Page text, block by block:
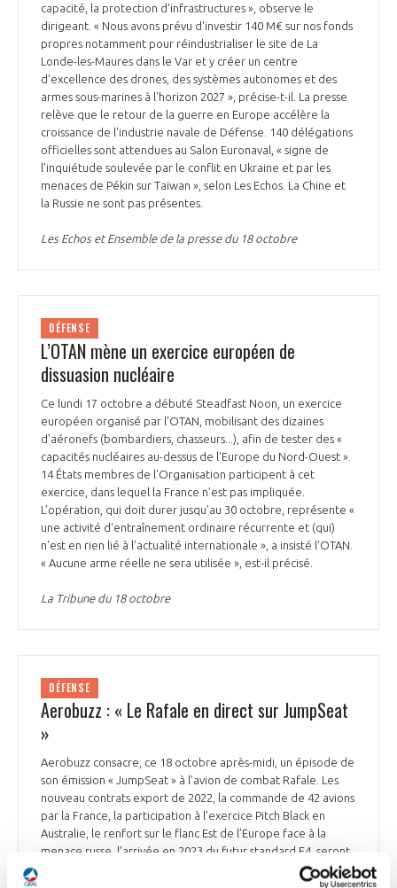
capacité, la protection d'infrastructures », observe le
dirigeant. « Nous avons prévu d'investir 140 M€ sur nos fonds
propres notamment pour réindustrialiser le site de La
Londe-les-Maures dans le Var et y créer un centre
d'excellence des drones, des systèmes autonomes et des
armes sous-marines à l'horizon 2027 », précise-t-il. La presse
relève que le retour de la guerre en Europe accélère la
croissance de l'industrie navale de Défense. 140 délégations
officielles sont attendues au Salon Euronaval, « signe de
l'inquiétude soulevée par le conflit en Ukraine et par les
menaces de Pékin sur Taïwan », selon Les Echos. La Chine et
la Russie ne sont pas présentes.
Les Echos et Ensemble de la presse du 18 octobre
DÉFENSE
L’OTAN mène un exercice européen de
dissuasion nucléaire
Ce lundi 17 octobre a débuté Steadfast Noon, un exercice
européen organisé par l'OTAN, mobilisant des dizaines
d'aéronefs (bombardiers, chasseurs...), afin de tester des «
capacités nucléaires au-dessus de l'Europe du Nord-Ouest ».
14 États membres de l'Organisation participent à cet
exercice, dans lequel la France n’est pas impliquée.
L’opération, qui doit durer jusqu’au 30 octobre, représente «
une activité d'entraînement ordinaire récurrente et (qui)
n'est en rien lié à l'actualité internationale », a insisté l’OTAN.
« Aucune arme réelle ne sera utilisée », est-il précisé.
La Tribune du 18 octobre
DÉFENSE
Aerobuzz : « Le Rafale en direct sur JumpSeat
»
Aerobuzz consacre, ce 18 octobre après-midi, un épisode de
son émission « JumpSeat » à l’avion de combat Rafale. Les
nouveau contrats export de 2022, la commande de 42 avions
par la France, la participation à l’exercice Pitch Black en
Australie, le renfort sur le flanc Est de l’Europe face à la
menace russe, l’arrivée en 2023 du futur standard F4, seront
notamment abordés. Aerobuzz rappelle qu’à ce jour,